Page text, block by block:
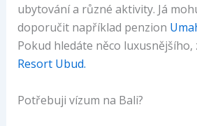
ubytování a různé aktivity. Já
doporučit například penzion
Pokud hledáte něco luxusnějšího,
Resort Ubud.
Potřebuji vízum na Bali?